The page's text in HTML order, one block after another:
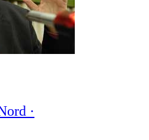
·